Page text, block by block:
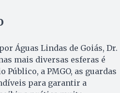
Águas Lindas de Goiás, Dr.
mais diversas esferas é
a PMGO, as guardas
para garantir a